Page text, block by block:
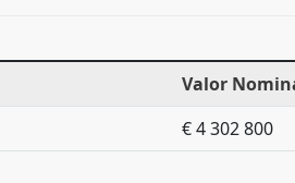
Valor
€ 4 302 800